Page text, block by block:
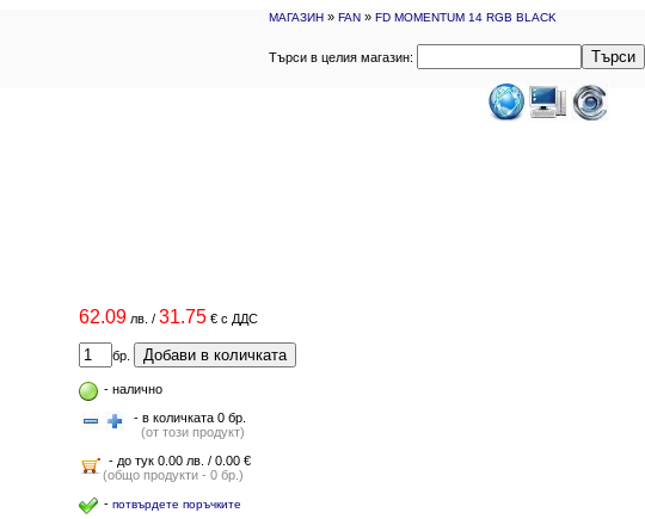
МАГАЗИН » FAN » FD MOMENTUM 14 RGB BLACK
Търси в целия магазин: Търси
62.09 лв. / 31.75 € с ДДС
бр. Добави в количката
- налично
- в количката 0 бр.
(от този продукт)
- до тук 0.00 лв. / 0.00 €
(общо продукти - 0 бр.)
- потвърдете поръчките